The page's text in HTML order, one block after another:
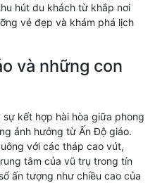
hút du khách từ khắp nơi
vẻ đẹp và khám phá lịch
và những con
sự kết hợp hài hòa giữa phong
ảnh hưởng từ Ấn Độ giáo.
với các tháp cao vút,
tâm của vũ trụ trong tín
ấn tượng như chiều cao của